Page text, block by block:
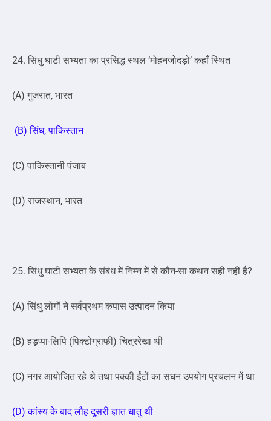
24. सिंधु घाटी सभ्यता का प्रसिद्ध स्थल ‘मोहनजोदड़ो’ कहाँ स्थित
(A) गुजरात, भारत
(B) सिंध, पाकिस्तान
(C) पाकिस्तानी पंजाब
(D) राजस्थान, भारत
25. सिंधु घाटी सभ्यता के संबंध में निम्न में से कौन-सा कथन सही नहीं है?
(A) सिंधु लोगों ने सर्वप्रथम कपास उत्पादन किया
(B) हड़प्पा-लिपि (पिक्टोग्राफी) चित्ररेखा थी
(C) नगर आयोजित रहे थे तथा पक्की ईंटों का सघन उपयोग प्रचलन में था
(D) कांस्य के बाद लौह दूसरी ज्ञात धातु थी